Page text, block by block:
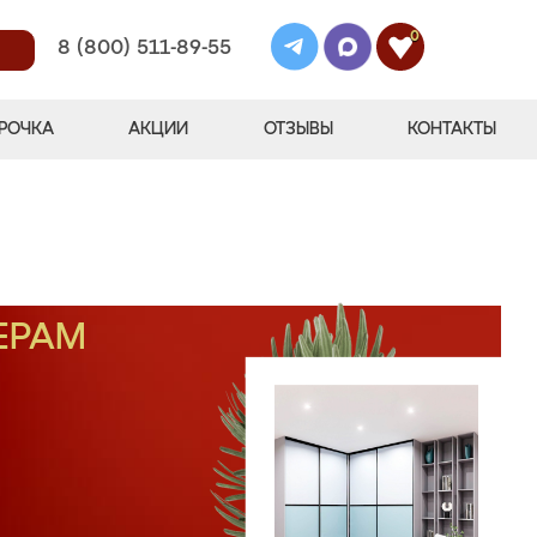
8 (800) 511-89-55
0
АКЦИИ ОТЗЫВЫ КОНТАКТЫ